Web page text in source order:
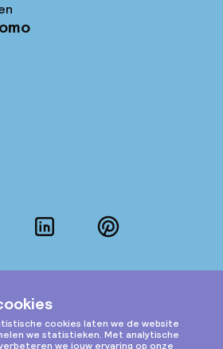
LinkedInPinterest
Instagram